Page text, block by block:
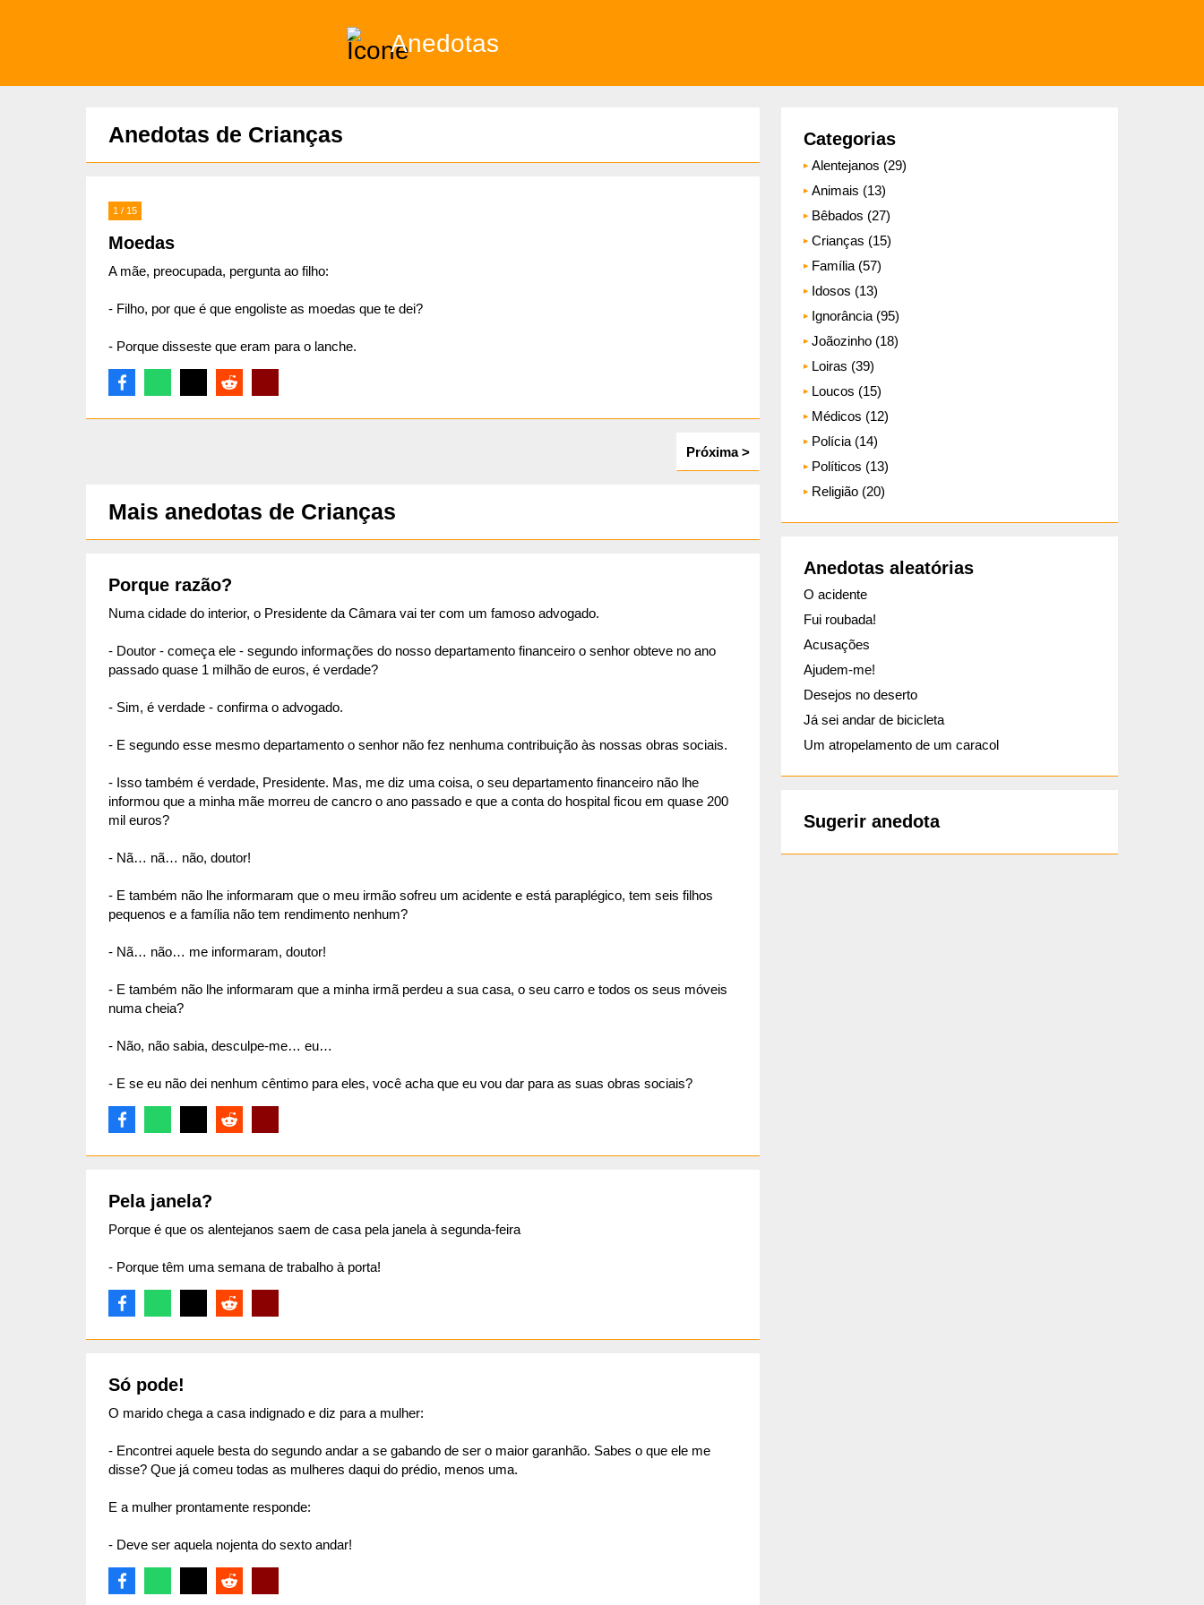
Anedotas
Anedotas de Crianças
1 / 15
Moedas
A mãe, preocupada, pergunta ao filho:
- Filho, por que é que engoliste as moedas que te dei?
- Porque disseste que eram para o lanche.
Próxima >
Mais anedotas de Crianças
Porque razão?
Numa cidade do interior, o Presidente da Câmara vai ter com um famoso advogado.
- Doutor - começa ele - segundo informações do nosso departamento financeiro o senhor obteve no ano
passado quase 1 milhão de euros, é verdade?
- Sim, é verdade - confirma o advogado.
- E segundo esse mesmo departamento o senhor não fez nenhuma contribuição às nossas obras sociais.
- Isso também é verdade, Presidente. Mas, me diz uma coisa, o seu departamento financeiro não lhe
informou que a minha mãe morreu de cancro o ano passado e que a conta do hospital ficou em quase 200
mil euros?
- Nã… nã… não, doutor!
- E também não lhe informaram que o meu irmão sofreu um acidente e está paraplégico, tem seis filhos
pequenos e a família não tem rendimento nenhum?
- Nã… não… me informaram, doutor!
- E também não lhe informaram que a minha irmã perdeu a sua casa, o seu carro e todos os seus móveis
numa cheia?
- Não, não sabia, desculpe-me… eu…
- E se eu não dei nenhum cêntimo para eles, você acha que eu vou dar para as suas obras sociais?
Pela janela?
Porque é que os alentejanos saem de casa pela janela à segunda-feira
- Porque têm uma semana de trabalho à porta!
Só pode!
O marido chega a casa indignado e diz para a mulher:
- Encontrei aquele besta do segundo andar a se gabando de ser o maior garanhão. Sabes o que ele me
disse? Que já comeu todas as mulheres daqui do prédio, menos uma.
E a mulher prontamente responde:
- Deve ser aquela nojenta do sexto andar!
Categorias
Alentejanos (29)
Animais (13)
Bêbados (27)
Crianças (15)
Família (57)
Idosos (13)
Ignorância (95)
Joãozinho (18)
Loiras (39)
Loucos (15)
Médicos (12)
Polícia (14)
Políticos (13)
Religião (20)
Anedotas aleatórias
O acidente
Fui roubada!
Acusações
Ajudem-me!
Desejos no deserto
Já sei andar de bicicleta
Um atropelamento de um caracol
Sugerir anedota